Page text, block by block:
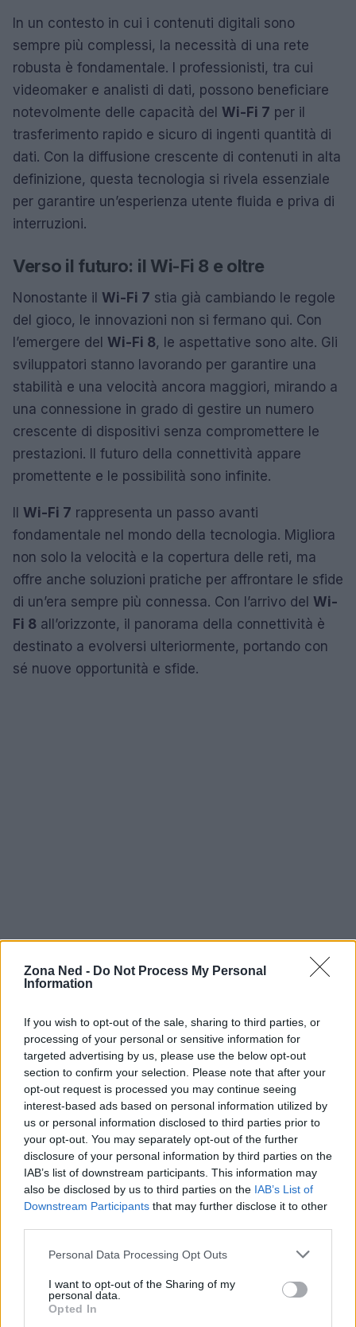
Zona Ned - Do Not Process My Personal
Information
If you wish to opt-out of the sale, sharing to third parties, or
processing of your personal or sensitive information for
targeted advertising by us, please use the below opt-out
section to confirm your selection. Please note that after your
opt-out request is processed you may continue seeing
interest-based ads based on personal information utilized by
us or personal information disclosed to third parties prior to
your opt-out. You may separately opt-out of the further
disclosure of your personal information by third parties on the
IAB’s list of downstream participants. This information may
also be disclosed by us to third parties on the IAB’s List of
Downstream Participants that may further disclose it to other
Please note that this website/app uses one or more Google
not limited to your visit or usage behaviour. You may click to
grant or deny consent to Google and its third-party tags to
use your data for below specified purposes in below Google
Personal Data Processing Opt Outs
I want to opt-out of the Sharing of my
personal data.
Opted In
In un contesto in cui i contenuti digitali sono
sempre più complessi, la necessità di una rete
robusta è fondamentale. I professionisti, tra cui
videomaker e analisti di dati, possono beneficiare
notevolmente delle capacità del Wi-Fi 7 per il
trasferimento rapido e sicuro di ingenti quantità di
dati. Con la diffusione crescente di contenuti in alta
definizione, questa tecnologia si rivela essenziale
per garantire un’esperienza utente fluida e priva di
interruzioni.
Verso il futuro: il Wi-Fi 8 e oltre
Nonostante il Wi-Fi 7 stia già cambiando le regole
del gioco, le innovazioni non si fermano qui. Con
l’emergere del Wi-Fi 8, le aspettative sono alte. Gli
sviluppatori stanno lavorando per garantire una
stabilità e una velocità ancora maggiori, mirando a
una connessione in grado di gestire un numero
crescente di dispositivi senza compromettere le
prestazioni. Il futuro della connettività appare
promettente e le possibilità sono infinite.
Il Wi-Fi 7 rappresenta un passo avanti
fondamentale nel mondo della tecnologia. Migliora
non solo la velocità e la copertura delle reti, ma
offre anche soluzioni pratiche per affrontare le sfide
di un’era sempre più connessa. Con l’arrivo del Wi-
Fi 8 all’orizzonte, il panorama della connettività è
destinato a evolversi ulteriormente, portando con
sé nuove opportunità e sfide.
Staff